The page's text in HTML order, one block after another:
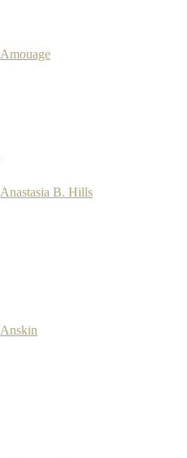
Amouage
Anastasia B. Hills
Anskin